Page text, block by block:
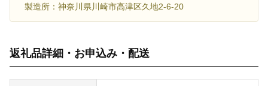
製造所：神奈川県川崎市高津区久地2-6-20
返礼品詳細・お申込み・配送